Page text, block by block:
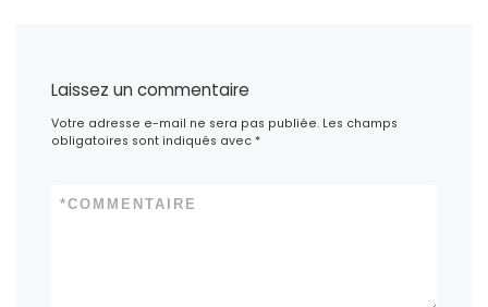
Laissez un commentaire
Votre adresse e-mail ne sera pas publiée. Les champs
obligatoires sont indiqués avec*
COMMENTAIRE
*